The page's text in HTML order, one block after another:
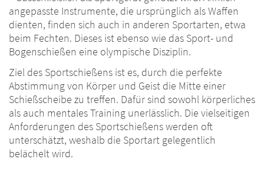
angepasste Instrumente, die ursprünglich als Waffen
dienten, finden sich auch in anderen Sportarten, etwa
beim Fechten. Dieses ist ebenso wie das Sport- und
Bogenschießen eine olympische Disziplin.
Ziel des Sportschießens ist es, durch die perfekte
Abstimmung von Körper und Geist die Mitte einer
Schießscheibe zu treffen. Dafür sind sowohl körperliches
als auch mentales Training unerlässlich. Die vielseitigen
Anforderungen des Sportschießens werden oft
unterschätzt, weshalb die Sportart gelegentlich
belächelt wird.